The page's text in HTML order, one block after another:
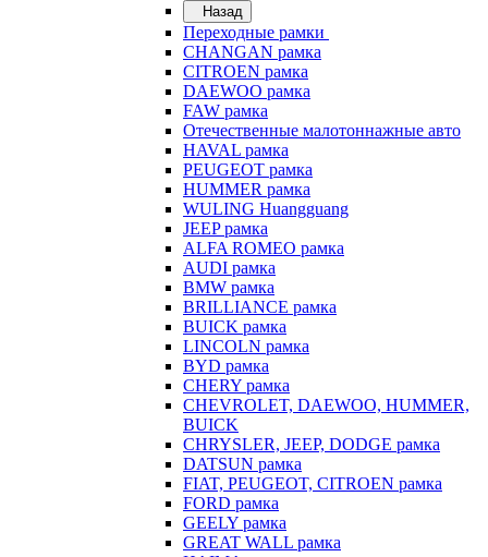
Назад
Переходные рамки
CHANGAN рамка
CITROEN рамка
DAEWOO рамка
FAW рамка
Отечественные малотоннажные авто
HAVAL рамка
PEUGEOT рамка
HUMMER рамка
WULING Huangguang
JEEP рамка
ALFA ROMEO рамка
AUDI рамка
BMW рамка
BRILLIANCE рамка
BUICK рамка
LINCOLN рамка
BYD рамка
CHERY рамка
CHEVROLET, DAEWOO, HUMMER,
BUICK
CHRYSLER, JEEP, DODGE рамка
DATSUN рамка
FIAT, PEUGEOT, CITROEN рамка
FORD рамка
GEELY рамка
GREAT WALL рамка